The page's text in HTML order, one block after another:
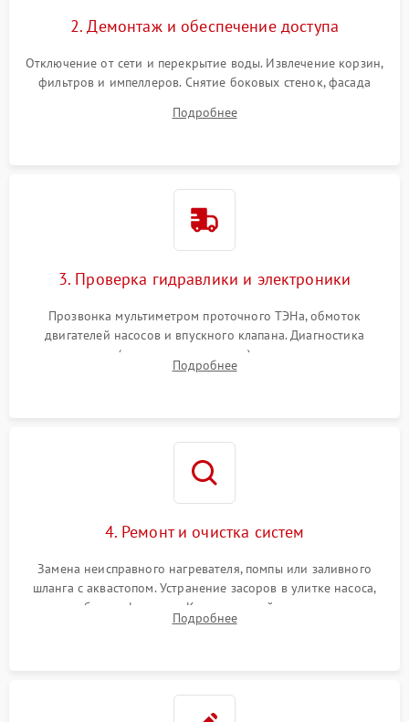
2. Демонтаж и обеспечение доступа
Отключение от сети и перекрытие воды. Извлечение корзин,
фильтров и импеллеров. Снятие боковых стенок, фасада
циркуляционному насосу, ТЭНу и сливной помпе.
Подробнее
3. Проверка гидравлики и электроники
Прозвонка мультиметром проточного ТЭНа, обмоток
двигателей насосов и впускного клапана. Диагностика
прессостата (датчика уровня воды), датчика мутности,
концевика дверцы и электронного модуля управления.
Подробнее
4. Ремонт и очистка систем
Замена неисправного нагревателя, помпы или заливного
шланга с аквастопом. Устранение засоров в улитке насоса,
патрубках и фильтрах. Компонентный ремонт платы
управления, восстановление поврежденной проводки.
Подробнее